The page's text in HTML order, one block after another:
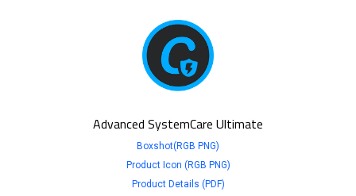
Advanced SystemCare Ultimate
Boxshot(RGB PNG)
Product Icon (RGB PNG)
Product Details (PDF)